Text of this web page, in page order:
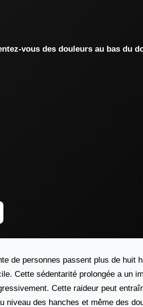
vous des douleurs au bas du
de personnes passent plus de huit
Cette sédentarité prolongée a un
Cette raideur peut
niveau des hanches et même des